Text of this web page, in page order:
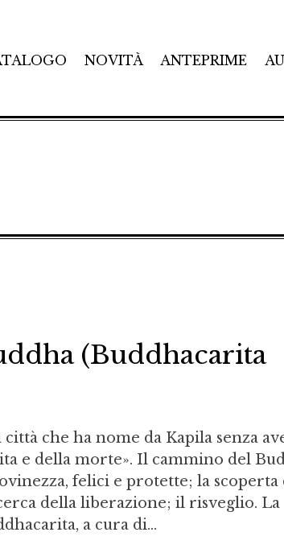
NOVITÀ ANTEPRIME
(Buddhacarita
che ha nome da Kapila senza
e della morte». Il cammino del
felici e protette; la scoperta
della liberazione; il risveglio. La
a cura di...